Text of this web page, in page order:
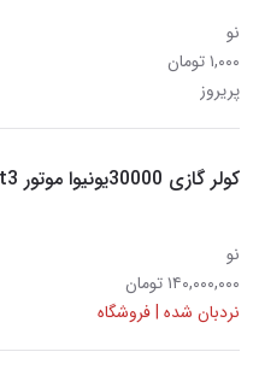
نو
۱,۰۰۰ تومان
پریروز
کولر گازی 30000یونیوا موتور t3 تروپیکال
نو
۱۴۰,۰۰۰,۰۰۰ تومان
نردبان شده | فروشگاه